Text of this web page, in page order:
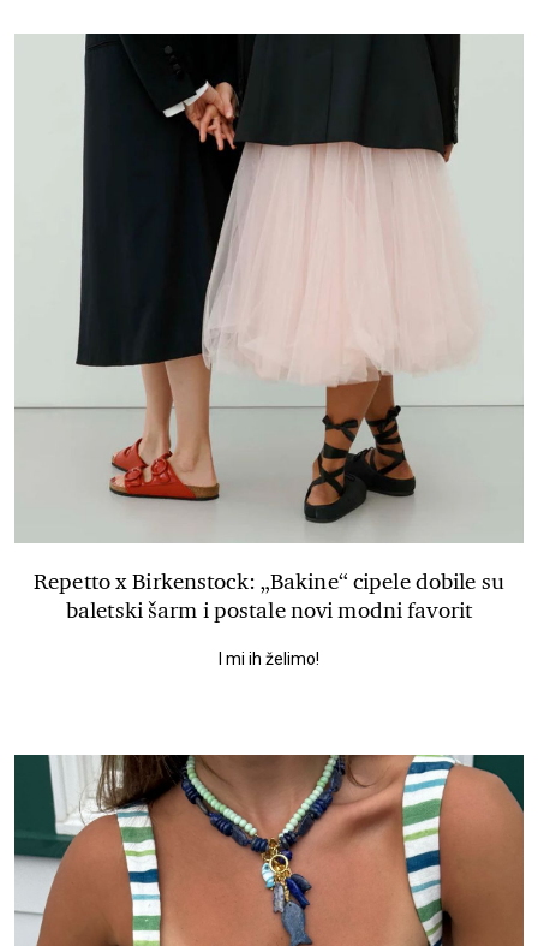
Repetto x Birkenstock: „Bakine“ cipele dobile su
baletski šarm i postale novi modni favorit
I mi ih želimo!